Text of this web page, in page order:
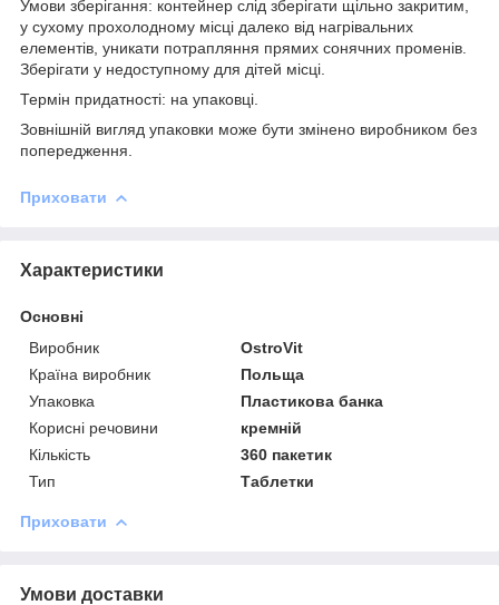
Умови зберігання: контейнер слід зберігати щільно закритим,
у сухому прохолодному місці далеко від нагрівальних
елементів, уникати потрапляння прямих сонячних променів.
Зберігати у недоступному для дітей місці.
Термін придатності: на упаковці.
Зовнішній вигляд упаковки може бути змінено виробником без
попередження.
Приховати
Характеристики
Основні
Виробник
OstroVit
Країна виробник
Польща
Упаковка
Пластикова банка
Корисні речовини
кремній
Кількість
360 пакетик
Тип
Таблетки
Приховати
Умови доставки